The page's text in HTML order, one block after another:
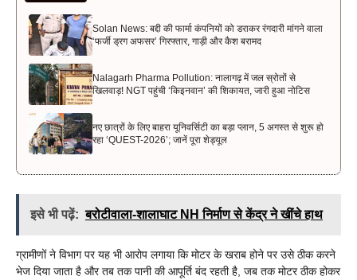
Solan News: बद्दी की फार्मा कंपनियों को डराकर रंगदारी मांगने वाला
‘फर्जी ड्रग अफसर’ गिरफ्तार, गाड़ी और कैश बरामद
Nalagarh Pharma Pollution: नालागढ़ में जल स्रोतों से
खिलवाड़! NGT पहुंची ‘किइनवान’ की शिकायत, जारी हुआ नोटिस
नए छात्रों के लिए बाहरा यूनिवर्सिटी का बड़ा प्लान, 5 अगस्त से शुरू हो
रहा ‘QUEST-2026’; जानें पूरा शेड्यूल
इसे भी पढ़ें: बरोटीवाला-शालाघाट NH निर्माण से केंद्र ने खींचे हाथ
ग्रामीणों ने विभाग पर यह भी आरोप लगाया कि मोटर के खराब होने पर उसे ठीक करने
भेज दिया जाता है और तब तक पानी की आपूर्ति बंद रहती है, जब तक मोटर ठीक होकर